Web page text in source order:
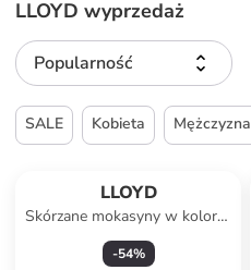
LLOYD wyprzedaż
Popularność
SALE Kobieta Mężczyzna
LLOYD
Skórzane mokasyny w kolorze
beżowym
-54%